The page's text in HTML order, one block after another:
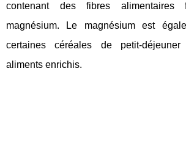
contenant des fibres alimentaires
magnésium. Le magnésium est
certaines céréales de petit-
aliments enrichis.